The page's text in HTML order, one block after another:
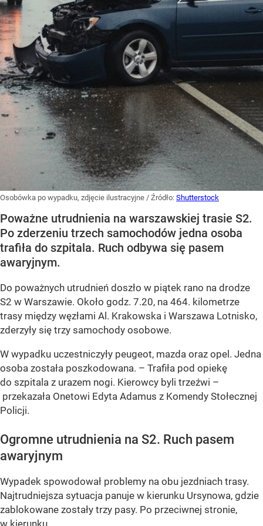
Osobówka po wypadku, zdjęcie ilustracyjne / Źródło: Shutterstock
Poważne utrudnienia na warszawskiej trasie S2.
Po zderzeniu trzech samochodów jedna osoba
trafiła do szpitala. Ruch odbywa się pasem
awaryjnym.
Do poważnych utrudnień doszło w piątek rano na drodze
S2 w Warszawie. Około godz. 7.20, na 464. kilometrze
trasy między węzłami Al. Krakowska i Warszawa Lotnisko,
zderzyły się trzy samochody osobowe.
W wypadku uczestniczyły peugeot, mazda oraz opel. Jedna
osoba została poszkodowana. – Trafiła pod opiekę
do szpitala z urazem nogi. Kierowcy byli trzeźwi –
przekazała Onetowi Edyta Adamus z Komendy Stołecznej
Policji.
Ogromne utrudnienia na S2. Ruch pasem
awaryjnym
Wypadek spowodował problemy na obu jezdniach trasy.
Najtrudniejsza sytuacja panuje w kierunku Ursynowa, gdzie
zablokowane zostały trzy pasy. Po przeciwnej stronie,